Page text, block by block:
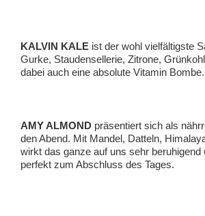
KALVIN KALE ist der wohl vielfältigste
Gurke, Staudensellerie, Zitrone,
dabei auch eine absolute Vitamin Bombe.
AMY ALMOND präsentiert sich als
den Abend. Mit Mandel, Datteln,
wirkt das ganze auf uns sehr beruhigend
perfekt zum Abschluss des Tages.